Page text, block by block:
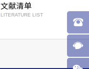
文献清单
LITERATURE LIST